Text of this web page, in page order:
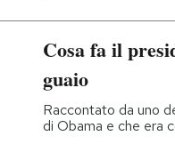
Cosa fa il
guaio
Raccontato da uno
di Obama e che era